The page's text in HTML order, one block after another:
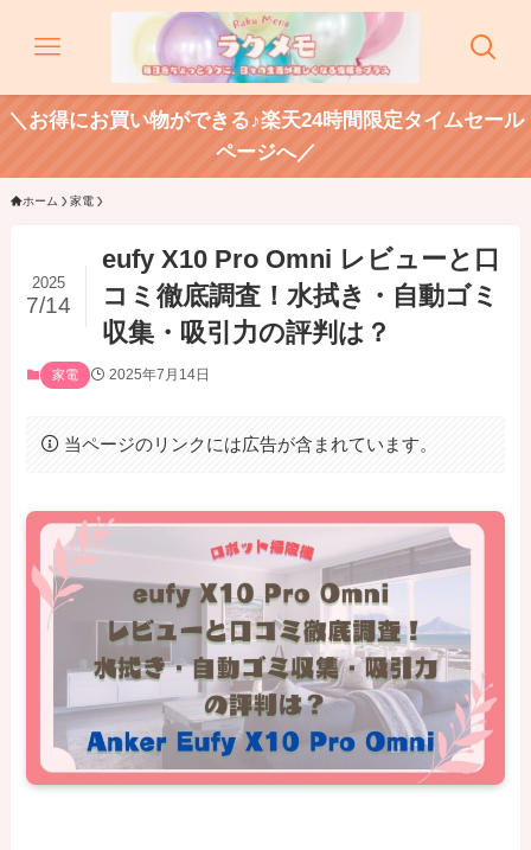
＼お得にお買い物ができる♪楽天24時間限定タイムセール
ページへ／
ホーム 家電
eufy X10 Pro Omni レビューと口
コミ徹底調査！水拭き・自動ゴミ
収集・吸引力の評判は？
2025
7/14
家電 2025年7月14日
当ページのリンクには広告が含まれています。